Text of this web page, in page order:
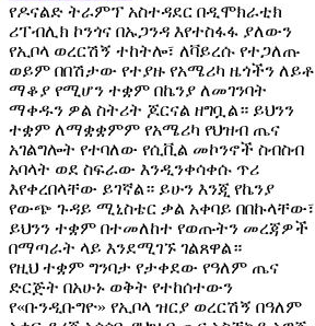
የዶናልድ ትራምፕ አስተዳደር በዲሞክራቲክ
ሪፐብሊክ ኮንጎና በኡጋንዳ እየተስፋፋ ያለውን
የኢቦላ ወረርሽኝ ተከትሎ፣ ለቫይረሱ የተጋለጡ
ወይም በበሽታው የተያዙ የአሜሪካ ዜጎችን ለይቶ
ማቆያ የሚሆን ተቋም በኬንያ ለመገንባት
ማቀዱን ዎል ስትሪት ጆርናል ዘግቧል። ይህንን
ተቋም ለማቋቋምም የአሜሪካ የህዝብ ጤና
አገልግሎት የተባለው የሲቪል መኮንኖች ስብስብ
አባላት ወደ ስፍራው እንዲንቀሳቀሱ ጥሪ
እየቀረበላቸው ይገኛል። ይሁን እንጂ የኬንያ
የውጭ ጉዳይ ሚኒስቴር ቃል አቀባይ በበኩላቸው፣
ይህንን ተቋም በተመለከተ የወጡትን መረጃዎች
በማጣራት ላይ እንደሚገኙ ገልጸዋል።
የዚህ ተቋም ግንባታ የታቀደው የዓለም ጤና
ድርጅት በአሁኑ ወቅት የተከሰተውን
የ«ቡንዲቡግዮ» የኢቦላ ዝርያ ወረርሽኝ በዓለም